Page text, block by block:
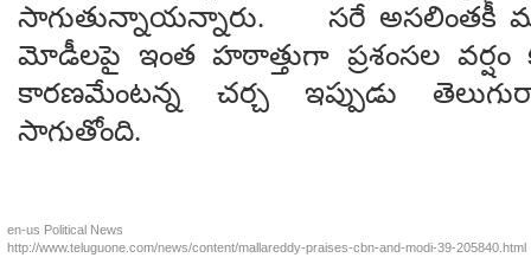
సాగుతున్నాయన్నారు. సరే అసలింతకీ
మోడీలపై ఇంత హఠాత్తుగా ప్రశంసల వర్షం
కారణమేంటన్న చర్చ ఇప్పుడు
సాగుతోంది.
en-us Political News
http://www.teluguone.com/news/content/mallareddy-praises-cbn-and-modi-39-205840.html